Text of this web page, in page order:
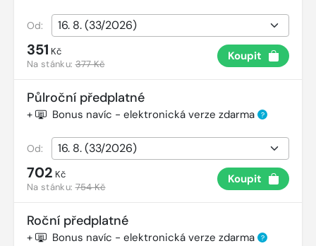
Od:
351 Kč
Na stánku:377 Kč
Koupit
Půlroční předplatné
+ Bonus navíc - elektronická verze zdarma ?
Od:
702 Kč
Na stánku:754 Kč
Koupit
Roční předplatné
+ Bonus navíc - elektronická verze zdarma ?